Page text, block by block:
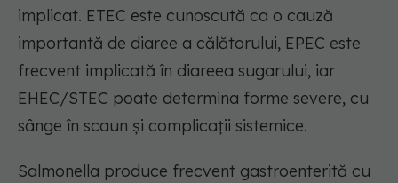
implicat. ETEC este cunoscută ca o cauză
importantă de diaree a călătorului, EPEC este
frecvent implicată în diareea sugarului, iar
EHEC/STEC poate determina forme severe, cu
sânge în scaun și complicații sistemice.
Salmonella produce frecvent gastroenterită cu